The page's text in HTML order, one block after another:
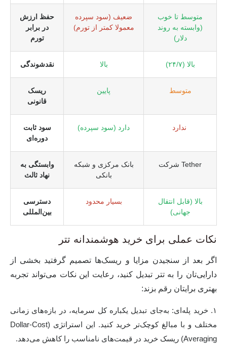
حفظ ارزش
در برابر
تورم
ضعیف (سود سپرده
معمولا کمتر از تورم)
متوسط تا خوب
(وابسته به روند
دلار)
نقدشوندگی بالا بالا (۲۴/۷)
ریسک
قانونی
پایین متوسط
سود ثابت
دوره‌ای
دارد (سود سپرده)
وابستگی به
نهاد ثالث
بانک مرکزی و شبکه
بانکی
شرکت Tether
دسترسی
بین‌المللی
بسیار محدود
بالا (قابل انتقال
جهانی)
نکات عملی برای خرید هوشمندانه تتر
اگر بعد از سنجیدن مزایا و ریسک‌ها تصمیم گرفتید بخشی از
دارایی‌تان را به تتر تبدیل کنید، رعایت این نکات می‌تواند تجربه
بهتری برایتان رقم بزند:
۱. خرید پله‌ای:
به‌جای تبدیل یکباره کل سرمایه، در بازه‌های زمانی
مختلف و با مبالغ کوچک‌تر خرید کنید. این استراتژی (Dollar-Cost
Averaging) ریسک خرید در قیمت‌های نامناسب را کاهش می‌دهد.